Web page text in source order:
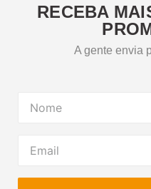
RECEBA
A gente envia